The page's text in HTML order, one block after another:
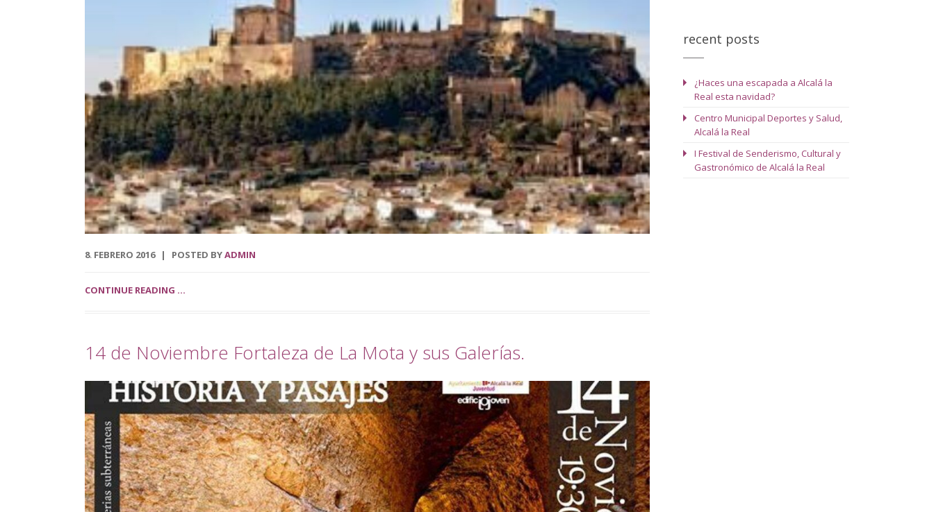
8. FEBRERO 2016 POSTED BYADMIN
CONTINUE READING ...
14 de Noviembre Fortaleza de La Mota y sus Galerías.
recent posts
¿Haces una escapada a Alcalá la
Real esta navidad?
Centro Municipal Deportes y Salud,
Alcalá la Real
I Festival de Senderismo, Cultural y
Gastronómico de Alcalá la Real